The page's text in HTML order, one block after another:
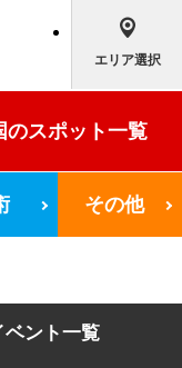
エリア選択
のスポット一覧
その他
ント一覧